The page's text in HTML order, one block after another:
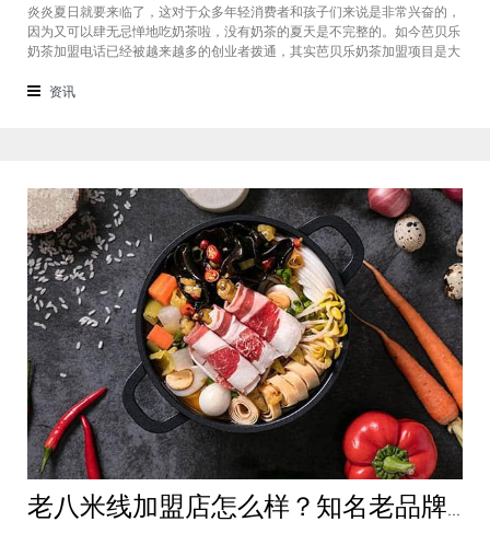
炎炎夏日就要来临了，这对于众多年轻消费者和孩子们来说是非常兴奋的，
因为又可以肆无忌惮地吃奶茶啦，没有奶茶的夏天是不完整的。如今芭贝乐
奶茶加盟电话已经被越来越多的创业者拨通，其实芭贝乐奶茶加盟项目是大
一份甜蜜的记忆。这个品牌良好的口碑和庞大的市场需求吸引了众多想要入
资讯
老八米线加盟店怎么样？知名老品牌值得信赖